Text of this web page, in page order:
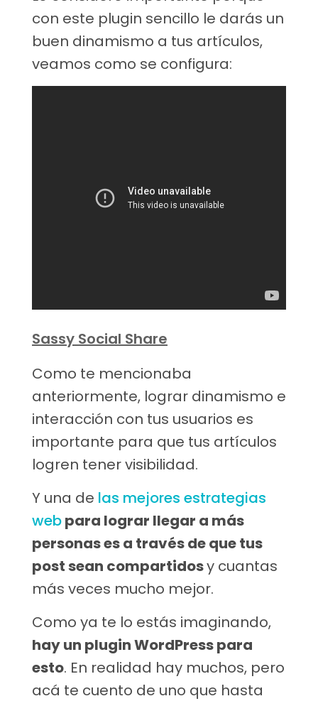
con este plugin sencillo le darás un
buen dinamismo a tus artículos,
veamos como se configura:
Sassy Social Share
Como te mencionaba
anteriormente, lograr dinamismo e
interacción con tus usuarios es
importante para que tus artículos
logren tener visibilidad.
Y una de las mejores estrategias
webpara lograr llegar a más
personas es a través de que tus
post sean compartidosy cuantas
más veces mucho mejor.
Como ya te lo estás imaginando,
hay un plugin WordPress para
esto. En realidad hay muchos, pero
acá te cuento de uno que hasta